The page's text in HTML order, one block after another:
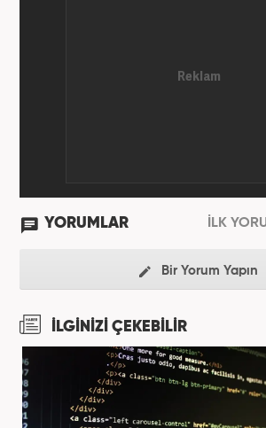
YORUMLAR İLK
Bir Yorum Yapın
İLGİNİZİ ÇEKEBİLİR